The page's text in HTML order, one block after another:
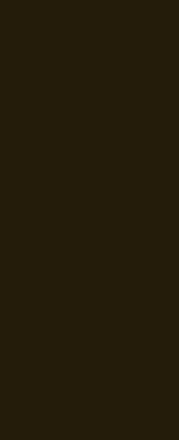
в прогнозе
и где клюет
прогнозу
определить
в себя